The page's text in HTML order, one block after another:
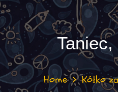
Home
Kółko